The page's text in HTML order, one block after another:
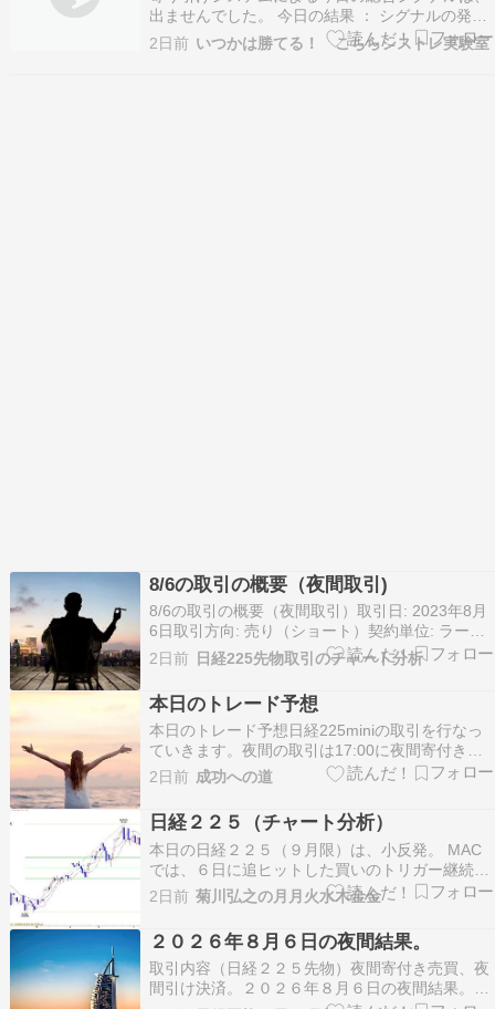
出ませんでした。 今日の結果 ： シグナルの発生
なし （すべてのシステムでシグナルの発生なし）
今週の集計 ： ラージ -450円 ミニ -425円
2日前 いつかは勝てる！ こちらシストレ実験室
8/6の取引の概要（夜間取引)
8/6の取引の概要（夜間取引）取引日: 2023年8月
6日取引方向: 売り（ショート）契約単位: ラージ1
枚(1000倍)8/6の取引の概要夜間(17:00)に、日経
225先物の価格が下降すると予想し、 売り（ショ
ート）のポジションを取りました。65550円で約
定。日経225先…
2日前 日経225先物取引のチャート分析
本日のトレード予想
本日のトレード予想日経225miniの取引を行なっ
ていきます。夜間の取引は17:00に夜間寄付きに
成行きで買いOR売りかで注文をだします。取引
枚数は1枚で計算しています。約定しましたら、
夜間引け(6: 00)に成行きで決済します。本日のト
レード予想(買いOR売り)は会員様へメー…
2日前 成功への道
日経２２５（チャート分析）
本日の日経２２５（９月限）は、小反発。 MAC
では、６日に追ヒットした買いのトリガー継続。
LMA（６２６３０円）～ＨＭＡ（６５０９５円）
を下値支持帯とした押し目買い基調。 一目均衡表
からの下値目標の、V＝６１３５０円、E＝６１１
８００円や、３月安値～６月高値までの上昇に対
する３…
2日前 菊川弘之の月月火水木金金
２０２６年８月６日の夜間結果。
取引内容（日経２２５先物）夜間寄付き売買、夜
間引け決済。２０２６年８月６日の夜間結果。夜